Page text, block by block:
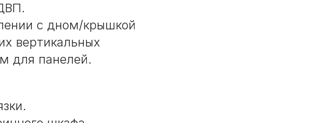
с дном/крышкой
вертикальных
для панелей.